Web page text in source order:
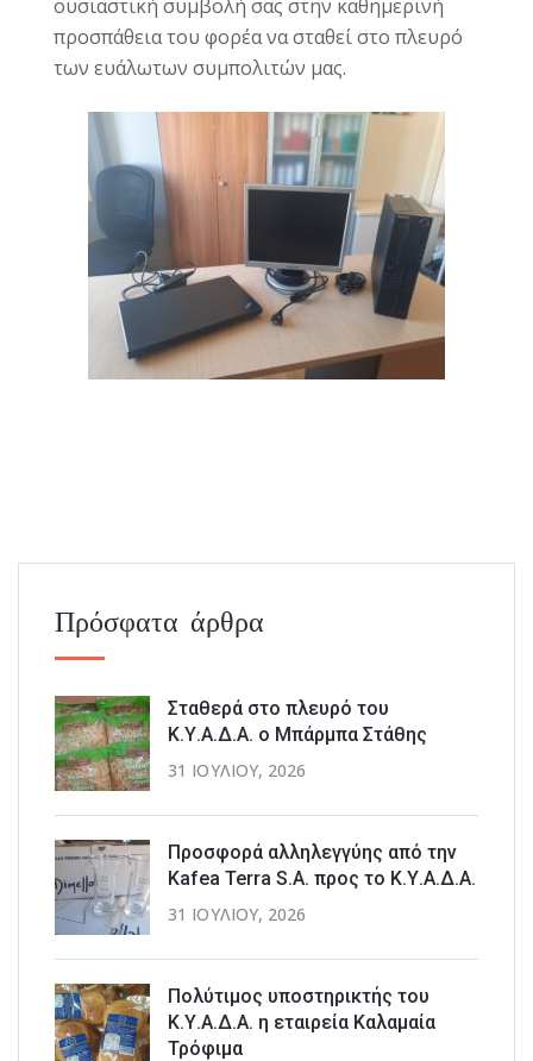
ουσιαστική συμβολή σας στην καθημερινή
προσπάθεια του φορέα να σταθεί στο πλευρό
των ευάλωτων συμπολιτών μας.
Πρόσφατα άρθρα
Σταθερά στο πλευρό του
Κ.Υ.Α.Δ.Α. ο Μπάρμπα Στάθης
31 ΙΟΥΛΊΟΥ, 2026
Προσφορά αλληλεγγύης από την
Kafea Terra S.A. προς το Κ.Υ.Α.Δ.Α.
31 ΙΟΥΛΊΟΥ, 2026
Πολύτιμος υποστηρικτής του
Κ.Υ.Α.Δ.Α. η εταιρεία Καλαμαία
Τρόφιμα